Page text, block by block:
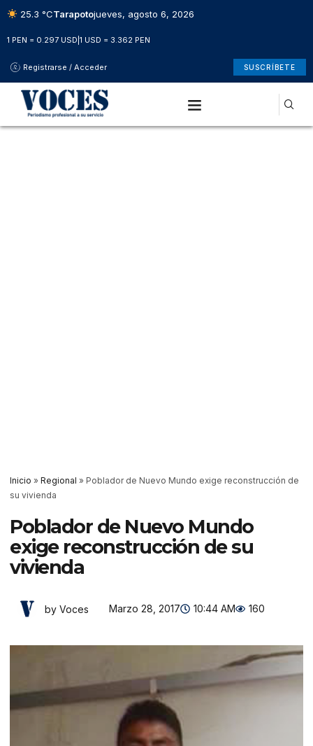
25.3 °CTarapotojueves, agosto 6, 2026
1 PEN = 0.297 USD 1 USD = 3.362 PEN
Registrarse / Acceder SUSCRÍBETE
Inicio » Regional » Poblador de Nuevo Mundo exige reconstrucción de
su vivienda
Poblador de Nuevo Mundo
exige reconstrucción de su
vivienda
by Voces Marzo 28, 2017 10:44 AM 160